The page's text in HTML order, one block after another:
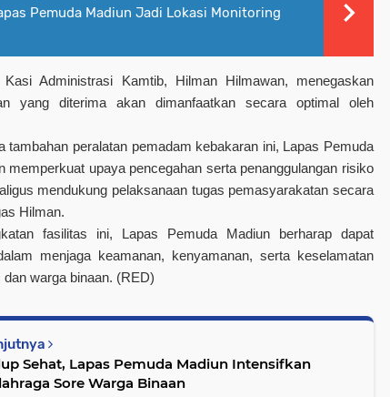
Pemuda Madiun Jadi Lokasi Monitoring
Kasi Administrasi Kamtib, Hilman Hilmawan, menegaskan
yang diterima akan dimanfaatkan secara optimal oleh
tambahan peralatan pemadam kebakaran ini, Lapas Pemuda
memperkuat upaya pencegahan serta penanggulangan risiko
mendukung pelaksanaan tugas pemasyarakatan secara
Hilman.
fasilitas ini, Lapas Pemuda Madiun berharap dapat
menjaga keamanan, kenyamanan, serta keselamatan
warga binaan. (RED)
Sehat, Lapas Pemuda Madiun Intensifkan
Sore Warga Binaan